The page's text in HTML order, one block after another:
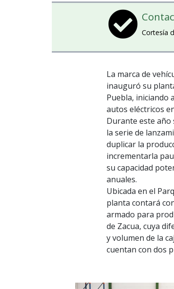
Cortesía
La marca de
inauguró su
Puebla, iniciando
autos eléctricos
Durante este año
la serie de
duplicar la
incrementarla
su capacidad
anuales.
Ubicada en el
planta contará
armado para
de Zacua, cuya
y volumen de la
cuentan con dos